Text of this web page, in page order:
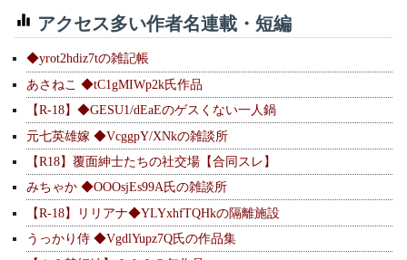
アクセス多い作者名連載・短編
◆yrot2hdiz7tの雑記帳
あさねこ ◆tC1gMIWp2k氏作品
【R-18】◆GESU1/dEaEのゲスくない一人鍋
元七英雄嫁 ◆VcggpY/XNkの雑談所
【R18】覆面紳士たちの社交場【合同スレ】
みちゃか ◆OOOsjEs99A氏の雑談所
【R-18】リリアナ◆YLYxhfTQHkの隔離施設
うっかり侍 ◆VgdlYupz7Q氏の作品集